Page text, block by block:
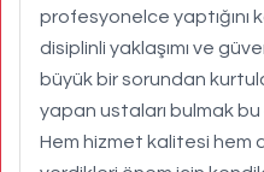
profesyonelce yaptığını
disiplinli yaklaşımı ve
büyük bir sorundan
yapan ustaları bulmak
Hem hizmet kalitesi hem